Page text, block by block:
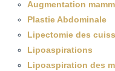
Augmentation
Plastie Abdominale
Lipectomie des
Lipoaspirations
Lipoaspiration des